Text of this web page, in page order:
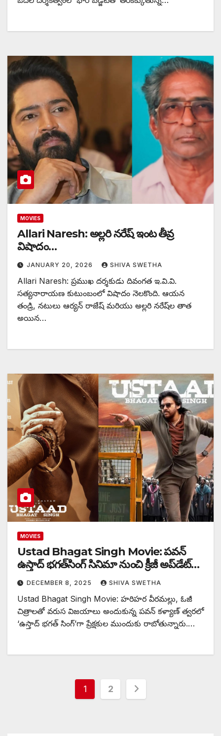
MOVIES
Allari Naresh: అల్లరి నరేష్ ఇంట తీవ్ర
విషాదం…
JANUARY 20, 2026 SHIVA SWETHA
Allari Naresh: ప్రముఖ దర్శకుడు దివంగత ఇ.వి.వి.
సత్యనారాయణ కుటుంబంలో విషాదం నెలకొంది. ఆయన
తండ్రి, నటులు ఆర్యన్ రాజేష్ మరియు అల్లరి నరేష్‌ల తాత
అయిన…
MOVIES
Ustad Bhagat Singh Movie: పవన్
ఉస్తాద్ భగత్‌‌సింగ్‌‌ సినిమా నుంచి క్రీజీ అప్‎డేట్…
DECEMBER 8, 2025 SHIVA SWETHA
Ustad Bhagat Singh Movie: హరిహర వీరమల్లు, ఓజీ
చిత్రాలతో వరుస విజయాలు అందుకున్న పవన్ కళ్యాణ్ త్వరలో
‘ఉస్తాద్ భగత్ సింగ్’గా ప్రేక్షకుల ముందుకు రాబోతున్నారు.…
Posts
1 2